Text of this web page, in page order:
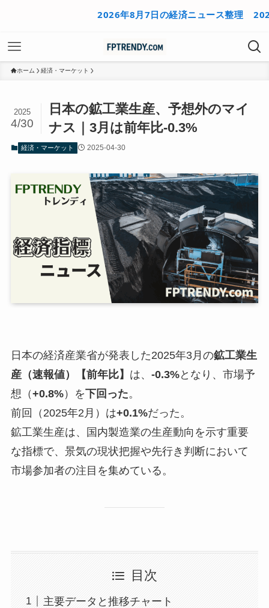
2026年8月7日の経済ニュース整理 2026年
ホーム 経済・マーケット
日本の鉱工業生産、予想外のマイ
ナス｜3月は前年比-0.3%
2025
4/30
経済・マーケット 2025-04-30
日本の経済産業省が発表した2025年3月の鉱工業生
産（速報値）【前年比】 は、 -0.3%となり、市場予
想（+0.8%）を下回った。
前回（2025年2月）は+0.1%だった。
鉱工業生産は、国内製造業の生産動向を示す重要
な指標で、景気の現状把握や先行き判断において
市場参加者の注目を集めている。
目次
主要データと推移チャート